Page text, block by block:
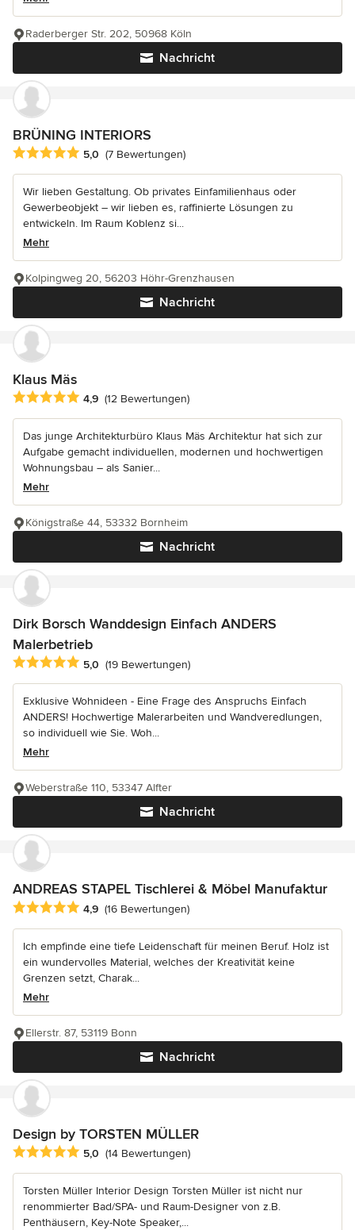
Nachricht
Raderberger Str. 202, 50968 Köln
BRÜNING INTERIORS
Durchschnittliche Bewertung: 5 von 5 Sternen
5,0 (7 Bewertungen)
Wir lieben Gestaltung. Ob privates Einfamilienhaus oder
Gewerbeobjekt – wir lieben es, raffinierte Lösungen zu
entwickeln. Im Raum Koblenz si...
Mehr
Nachricht
Kolpingweg 20, 56203 Höhr-Grenzhausen
Klaus Mäs
Durchschnittliche Bewertung: 4.9 von 5 Sternen
4,9 (12 Bewertungen)
Das junge Architekturbüro Klaus Mäs Architektur hat sich zur
Aufgabe gemacht individuellen, modernen und hochwertigen
Wohnungsbau – als Sanier...
Mehr
Nachricht
Königstraße 44, 53332 Bornheim
Dirk Borsch Wanddesign Einfach ANDERS
Malerbetrieb
Durchschnittliche Bewertung: 5 von 5 Sternen
5,0 (19 Bewertungen)
Exklusive Wohnideen - Eine Frage des Anspruchs Einfach
ANDERS! Hochwertige Malerarbeiten und Wandveredlungen,
so individuell wie Sie. Woh...
Mehr
Nachricht
Weberstraße 110, 53347 Alfter
ANDREAS STAPEL Tischlerei & Möbel Manufaktur
Durchschnittliche Bewertung: 4.9 von 5 Sternen
4,9 (16 Bewertungen)
Ich empfinde eine tiefe Leidenschaft für meinen Beruf. Holz ist
ein wundervolles Material, welches der Kreativität keine
Grenzen setzt, Charak...
Mehr
Nachricht
Ellerstr. 87, 53119 Bonn
Design by TORSTEN MÜLLER
Durchschnittliche Bewertung: 5 von 5 Sternen
5,0 (14 Bewertungen)
Torsten Müller Interior Design Torsten Müller ist nicht nur
renommierter Bad/SPA- und Raum-Designer von z.B.
Penthäusern, Key-Note Speaker,...